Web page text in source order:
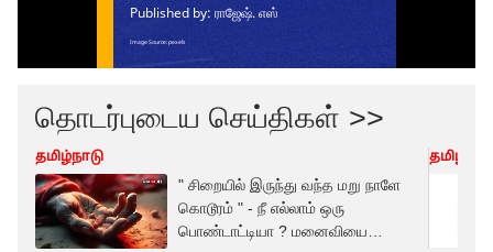
தொடர்புடைய செய்திகள் >>
தமிழ்நாடு
" சிறையில் இருந்து வந்த மறு நாளே
கொடூரம் " - நீ எல்லாம் ஒரு
பொண்டாட்டியா ? மனைவியை